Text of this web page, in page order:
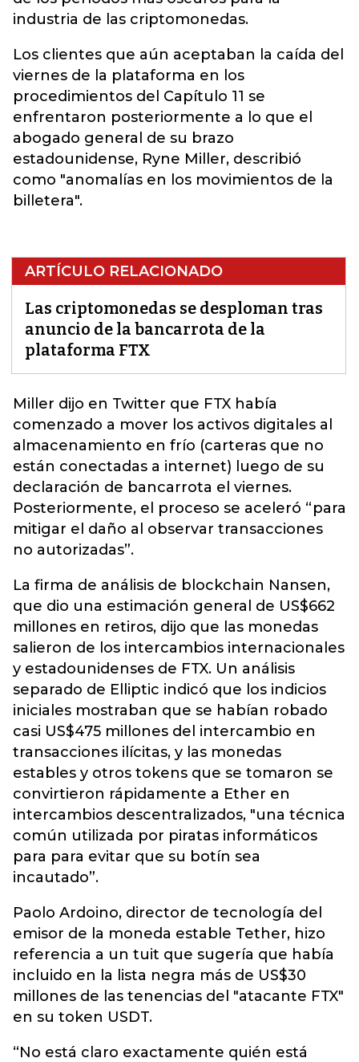
industria de las criptomonedas.
Los clientes que aún aceptaban la caída del
viernes de la plataforma en los
procedimientos del Capítulo 11 se
enfrentaron posteriormente a lo que el
abogado general de su brazo
estadounidense, Ryne Miller, describió
como "anomalías en los movimientos de la
billetera".
ARTÍCULO RELACIONADO
Las criptomonedas se desploman tras
anuncio de la bancarrota de la
plataforma FTX
Miller dijo en Twitter que FTX había
comenzado a mover los activos digitales al
almacenamiento en frío (carteras que no
están conectadas a internet) luego de su
declaración de bancarrota el viernes.
Posteriormente, el proceso se aceleró “para
mitigar el daño al observar transacciones
no autorizadas”.
La firma de análisis de blockchain Nansen,
que dio una estimación general de US$662
millones en retiros, dijo que las monedas
salieron de los intercambios internacionales
y estadounidenses de FTX. Un análisis
separado de Elliptic indicó que los indicios
iniciales mostraban que se habían robado
casi US$475 millones del intercambio en
transacciones ilícitas, y las monedas
estables y otros tokens que se tomaron se
convirtieron rápidamente a Ether en
intercambios descentralizados, "una técnica
común utilizada por piratas informáticos
para para evitar que su botín sea
incautado”.
Paolo Ardoino, director de tecnología del
emisor de la moneda estable Tether, hizo
referencia a un tuit que sugería que había
incluido en la lista negra más de US$30
millones de las tenencias del "atacante FTX"
en su token USDT.
“No está claro exactamente quién está